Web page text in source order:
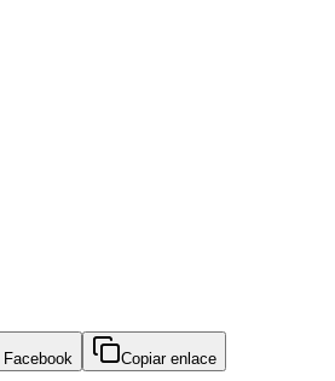
Facebook Copiar enlace